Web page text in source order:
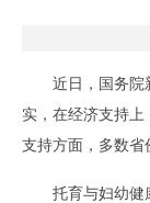
近日，国务院
实，在经济支持
支持方面，多数
托育与妇幼健